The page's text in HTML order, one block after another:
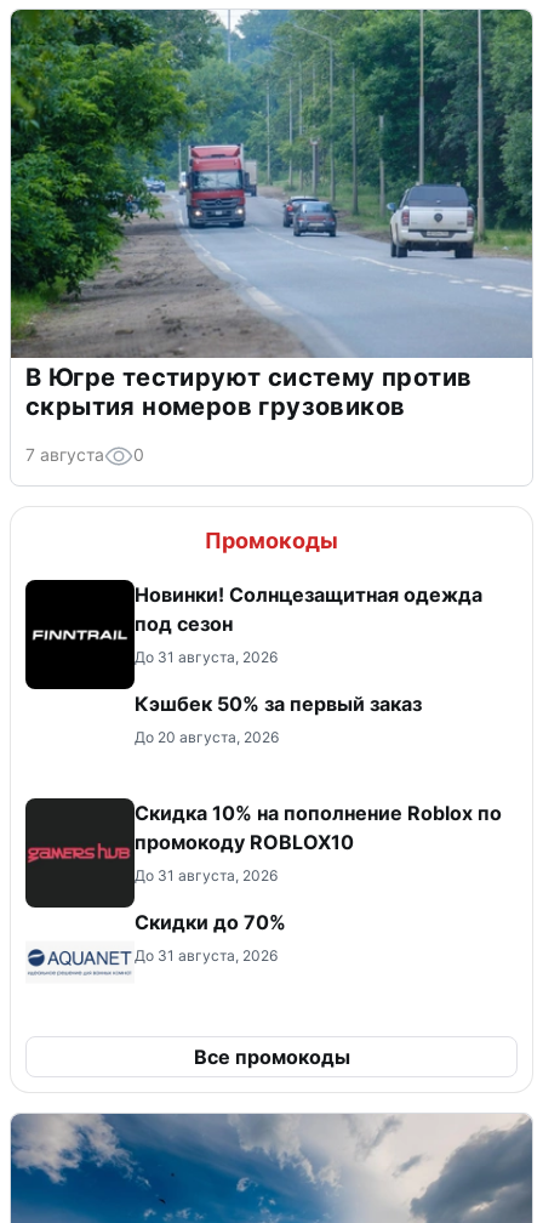
В Югре тестируют систему против
скрытия номеров грузовиков
7 августа 0
Промокоды
Новинки! Солнцезащитная одежда
под сезон
До 31 августа, 2026
Кэшбек 50% за первый заказ
До 20 августа, 2026
Скидка 10% на пополнение Roblox по
промокоду ROBLOX10
До 31 августа, 2026
Скидки до 70%
До 31 августа, 2026
Все промокоды